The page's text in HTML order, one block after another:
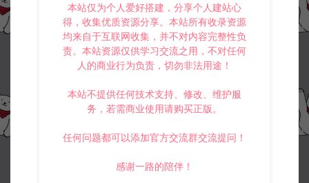
本站仅为个人爱好搭建，分享个人建站心
得，收集优质资源分享。本站所有收录资源
均来自于互联网收集，并不对内容完整性负
责。本站资源仅供学习交流之用，不对任何
人的商业行为负责，切勿非法用途！
本站不提供任何技术支持、修改、维护服
务，若需商业使用请购买正版。
任何问题都可以添加官方交流群交流提问！
感谢一路的陪伴！